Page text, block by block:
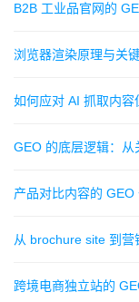
B2B 工业品官网的
浏览器渲染原理与关
如何应对 AI 抓取内容
GEO 的底层逻辑：
产品对比内容的 GEO
从 brochure site 到
跨境电商独立站的